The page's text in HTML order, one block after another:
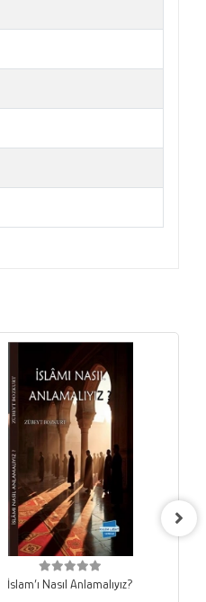
İslam’ı Nasıl Anlamalıyız?